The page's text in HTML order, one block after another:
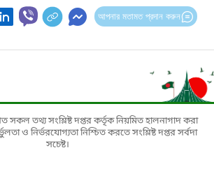
আপনার মতামত প্রদান করুন
সকল তথ্য সংশ্লিষ্ট দপ্তর কর্তৃক নিয়মিত হালনাগাদ করা
ও নির্ভরযোগ্যতা নিশ্চিত করতে সংশ্লিষ্ট দপ্তর সর্বদা
সচেষ্ট।